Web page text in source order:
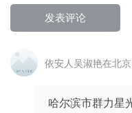
依安人吴淑艳在北京
哈尔滨市群力星